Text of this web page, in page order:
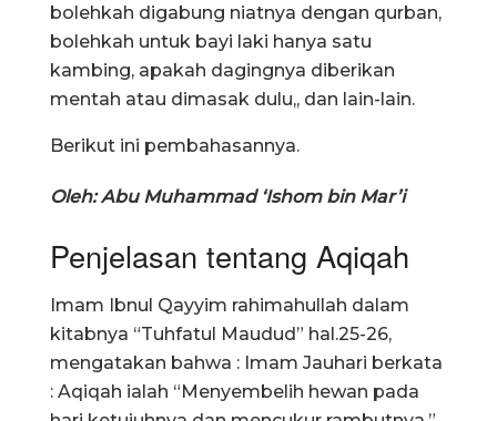
bolehkah digabung niatnya dengan qurban,
bolehkah untuk bayi laki hanya satu
kambing, apakah dagingnya diberikan
mentah atau dimasak dulu,, dan lain-lain.
Berikut ini pembahasannya.
Oleh: Abu Muhammad ‘Ishom bin Mar’i
Penjelasan tentang Aqiqah
Imam Ibnul Qayyim rahimahullah dalam
kitabnya “Tuhfatul Maudud” hal.25-26,
mengatakan bahwa : Imam Jauhari berkata
: Aqiqah ialah “Menyembelih hewan pada